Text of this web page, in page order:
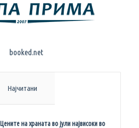
Најчитани
Цените на храната во јули највисоки во